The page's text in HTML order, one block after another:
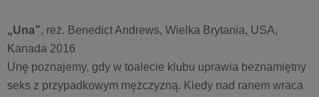
„Una”, reż. Benedict Andrews, Wielka Brytania, USA,
Kanada 2016
Unę poznajemy, gdy w toalecie klubu uprawia beznamiętny
seks z przypadkowym mężczyzną. Kiedy nad ranem wraca